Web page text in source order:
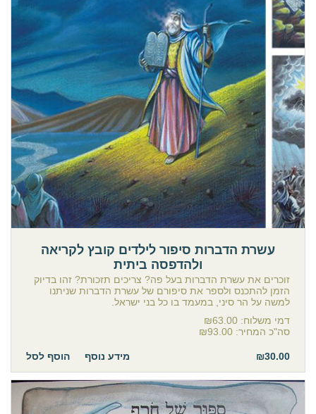
עשרת הדברות סיפור לילדים קובץ לקריאה
ולהדפסה ביתית
זוכרים את עשרת הדברות בעל פה? צריכים תזכורת? זהו בדיוק
הזמן להתכנס ולספר את סיפורם של עשרת הדברות שניתנו
למשה על הר סיני, במעמד בו כל בני ישראל.
דמי משלוח: ₪63.00
סה"כ המחיר: ₪93.00
₪30.00 הוסף לסל מידע נוסף